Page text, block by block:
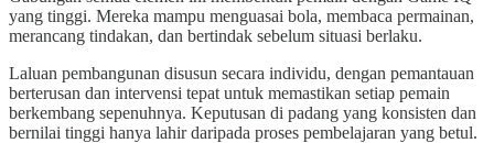
yang tinggi. Mereka mampu menguasai bola, membaca permainan,
merancang tindakan, dan bertindak sebelum situasi berlaku.
Laluan pembangunan disusun secara individu, dengan pemantauan
berterusan dan intervensi tepat untuk memastikan setiap pemain
berkembang sepenuhnya. Keputusan di padang yang konsisten dan
bernilai tinggi hanya lahir daripada proses pembelajaran yang betul.